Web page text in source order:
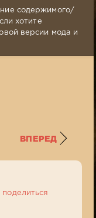
содержимого/
хотите
версии мода и
ВПЕРЕД
поделиться